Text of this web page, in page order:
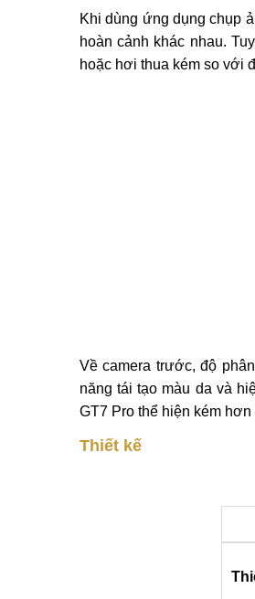
Khi dùng ứng dụng chụp
hoàn cảnh khác nhau.
hoặc hơi thua kém so với
Về camera trước, độ
năng tái tạo màu da và
GT7 Pro thể hiện kém
Thiết kế